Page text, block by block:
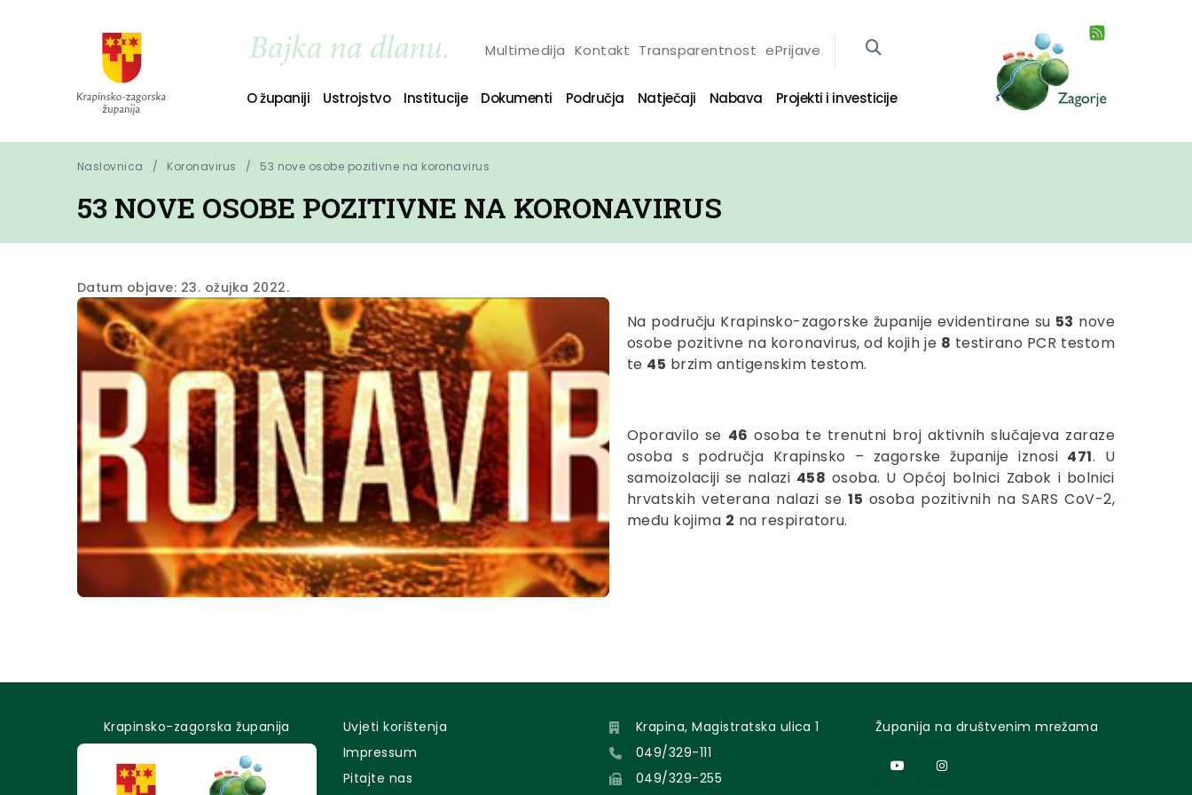
Multimedija Kontakt Transparentnost ePrijave
O županiji Ustrojstvo Institucije Dokumenti Područja Natječaji Nabava Projekti i investicije
Naslovnica Koronavirus 53 nove osobe pozitivne na koronavirus
53 NOVE OSOBE POZITIVNE NA KORONAVIRUS
Datum objave: 23. ožujka 2022.
Na području Krapinsko-zagorske županije evidentirane su 53 nove
osobe pozitivne na koronavirus, od kojih je 8 testirano PCR testom
te 45 brzim antigenskim testom.
Oporavilo se 46 osoba te trenutni broj aktivnih slučajeva zaraze
osoba s područja Krapinsko – zagorske županije iznosi 471. U
samoizolaciji se nalazi 458 osoba. U Općoj bolnici Zabok i bolnici
hrvatskih veterana nalazi se15 osoba pozitivnih na SARS CoV-2,
među kojima 2 na respiratoru.
Krapinsko-zagorska županija
Uvjeti korištenja
Impressum
Pitajte nas
Krapina, Magistratska ulica 1
049/329-111
049/329-255
Županija na društvenim mrežama